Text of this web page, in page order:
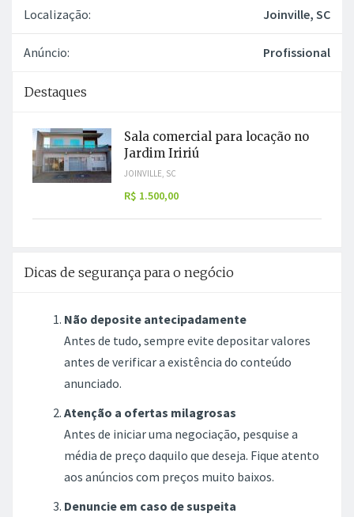
Localização: Joinville, SC
Anúncio: Profissional
Destaques
Sala comercial para locação no
Jardim Iririú
JOINVILLE, SC
R$ 1.500,00
Dicas de segurança para o negócio
Não deposite antecipadamente
Antes de tudo, sempre evite depositar valores
antes de verificar a existência do conteúdo
anunciado.
Atenção a ofertas milagrosas
Antes de iniciar uma negociação, pesquise a
média de preço daquilo que deseja. Fique atento
aos anúncios com preços muito baixos.
Denuncie em caso de suspeita